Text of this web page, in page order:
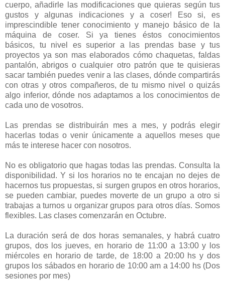
cuerpo, añadirle las modificaciones que quieras según tus
gustos y algunas indicaciones y a coser! Eso si, es
imprescindible tener conocimiento y manejo básico de la
máquina de coser. Si ya tienes éstos conocimientos
básicos, tu nivel es superior a las prendas base y tus
proyectos ya son mas elaborados cómo chaquetas, faldas
pantalón, abrigos o cualquier otro patrón que te quisieras
sacar también puedes venir a las clases, dónde compartirás
con otras y otros compañeros, de tu mismo nivel o quizás
algo inferior, dónde nos adaptamos a los conocimientos de
cada uno de vosotros.
Las prendas se distribuirán mes a mes, y podrás elegir
hacerlas todas o venir únicamente a aquellos meses que
más te interese hacer con nosotros.
No es obligatorio que hagas todas las prendas. Consulta la
disponibilidad. Y si los horarios no te encajan no dejes de
hacernos tus propuestas, si surgen grupos en otros horarios,
se pueden cambiar, puedes moverte de un grupo a otro si
trabajas a turnos u organizar grupos para otros días. Somos
flexibles. Las clases comenzarán en Octubre.
La duración será de dos horas semanales, y habrá cuatro
grupos, dos los jueves, en horario de 11:00 a 13:00 y los
miércoles en horario de tarde, de 18:00 a 20:00 hs y dos
grupos los sábados en horario de 10:00 am a 14:00 hs (Dos
sesiones por mes)